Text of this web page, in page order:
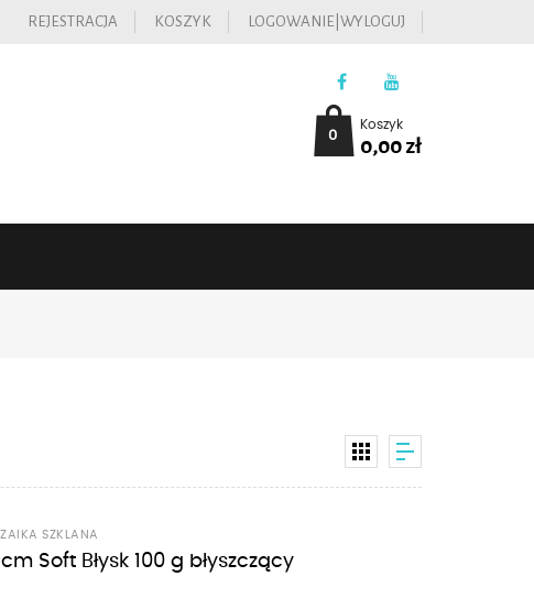
REJESTRACJA KOSZYK LOGOWANIE|WYLOGUJ
Koszyk
0,00zł
0
SZKLANA
Soft Błysk 100 g błyszczący